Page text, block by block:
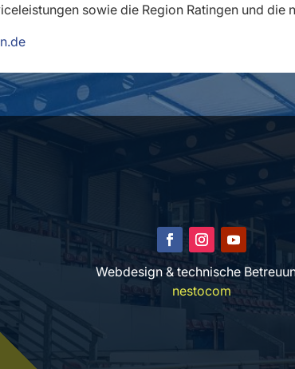
sowie die Region Ratingen und die
Webdesign & technische
nestocom